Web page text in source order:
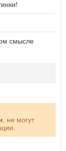
смысле
, не могут